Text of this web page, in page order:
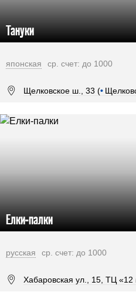
Тануки
японская ср. счет: до 1000
Щелковское ш., 33 (•
Елки-палки
русская ср. счет: до 1000
Хабаровская ул., 15, ТЦ «12